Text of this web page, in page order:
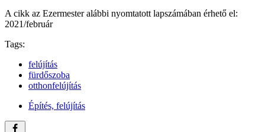
A cikk az Ezermester alábbi nyomtatott lapszámában érhető el:
2021/február
Tags:
felújítás
fürdőszoba
otthonfelújítás
Építés, felújítás